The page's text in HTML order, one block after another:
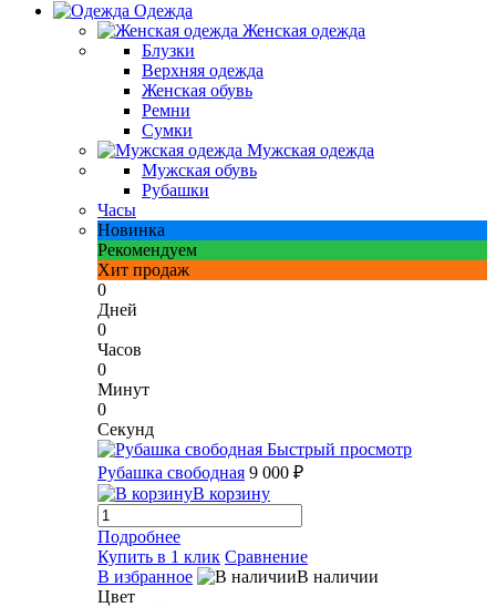
Одежда
Женская одежда
Блузки
Верхняя одежда
Женская обувь
Ремни
Сумки
Мужская одежда
Мужская обувь
Рубашки
Часы
Новинка
Рекомендуем
Хит продаж
0
Дней
0
Часов
0
Минут
0
Секунд
Быстрый просмотр
Рубашка свободная 9 000 ₽
В корзину
Подробнее
Купить в 1 клик Сравнение
В избранное
В наличии
Цвет